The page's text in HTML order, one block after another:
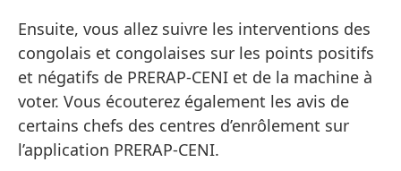
Ensuite, vous allez suivre les interventions des
congolais et congolaises sur les points positifs
et négatifs de PRERAP-CENI et de la machine à
voter. Vous écouterez également les avis de
certains chefs des centres d’enrôlement sur
l’application PRERAP-CENI.